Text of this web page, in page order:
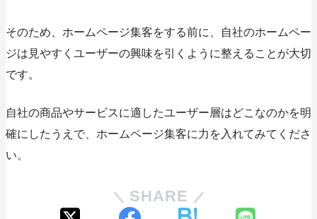
そのため、ホームページ集客をする前に、自社のホームペー
ジは見やすくユーザーの興味を引くように整えることが大切
です。
自社の商品やサービスに適したユーザー層はどこなのかを明
確にしたうえで、ホームページ集客に力を入れてみてくださ
い。
SHARE